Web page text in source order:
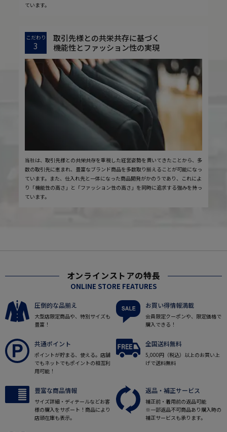
ています。
こだわり
3
取引先様との共栄共存に基づく
機能性とファッション性の実現
当社は、取引先様との共栄共存を重視した経営姿勢を貫いてきたことから、多
数の取引先に恵まれ、豊富なブランド商品を多数取り揃えることが可能になっ
ています。また、仕入れ先と一体になった商品開発がかのうであり、これによ
り「機能性の高さ」と「ファッション性の高さ」を同時に追求する強みを持っ
ています。
オンラインストアの特長
ONLINE STORE FEATURES
圧倒的な品揃え
大型店限定商品や、特別サイズも
豊富！
お買い得情報満載
会員限定クーポンや、限定価格で
購入できる！
共通ポイント
ポイントが貯まる、使える。店舗
でもネットでもポイントの相互利
用可能！
全国送料無料
5,000円（税込）以上のお買い上
げで送料無料
豊富な商品情報
サイズ詳細・ディテールなどお客
様の購入をサポート！商品により
店頭在庫も表示。
返品・補正サービス
補正前・着用前の返品可能
※一部返品不可商品あり購入時の
補正サービスも承ります。